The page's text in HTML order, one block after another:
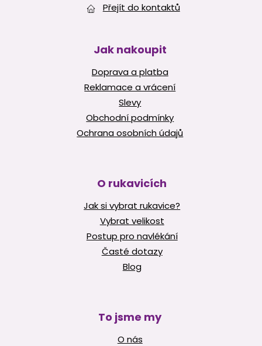
Přejít do kontaktů
Jak nakoupit
Doprava a platba
Reklamace a vrácení
Slevy
Obchodní podmínky
Ochrana osobních údajů
O rukavicích
Jak si vybrat rukavice?
Vybrat velikost
Postup pro navlékání
Časté dotazy
Blog
To jsme my
O nás